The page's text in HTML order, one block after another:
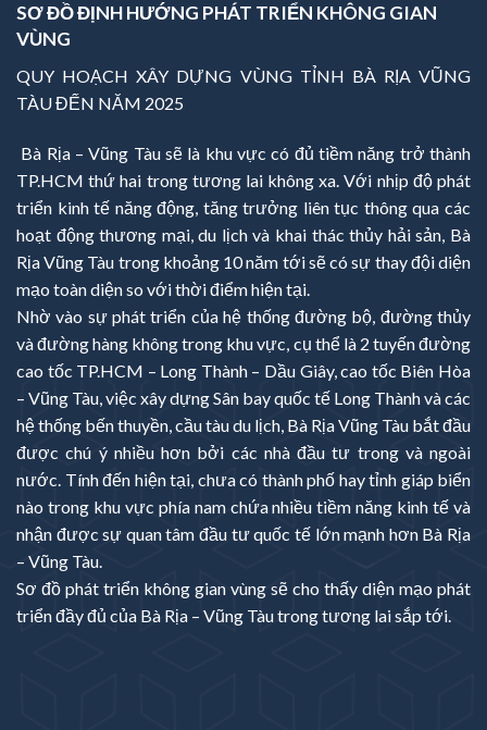
SƠ ĐỒ ĐỊNH HƯỚNG PHÁT TRIỂN KHÔNG GIAN
VÙNG
QUY HOẠCH XÂY DỰNG VÙNG TỈNH BÀ RỊA VŨNG
TÀU ĐẾN NĂM 2025
Bà Rịa – Vũng Tàu sẽ là khu vực có đủ tiềm năng trở thành
TP.HCM thứ hai trong tương lai không xa. Với nhịp độ phát
triển kinh tế năng động, tăng trưởng liên tục thông qua các
hoạt động thương mại, du lịch và khai thác thủy hải sản, Bà
Rịa Vũng Tàu trong khoảng 10 năm tới sẽ có sự thay đội diện
mạo toàn diện so với thời điểm hiện tại.
Nhờ vào sự phát triển của hệ thống đường bộ, đường thủy
và đường hàng không trong khu vực, cụ thể là 2 tuyến đường
cao tốc TP.HCM – Long Thành – Dầu Giây, cao tốc Biên Hòa
– Vũng Tàu, việc xây dựng Sân bay quốc tế Long Thành và các
hệ thống bến thuyền, cầu tàu du lịch, Bà Rịa Vũng Tàu bắt đầu
được chú ý nhiều hơn bởi các nhà đầu tư trong và ngoài
nước. Tính đến hiện tại, chưa có thành phố hay tỉnh giáp biển
nào trong khu vực phía nam chứa nhiều tiềm năng kinh tế và
nhận được sự quan tâm đầu tư quốc tế lớn mạnh hơn Bà Rịa
– Vũng Tàu.
Sơ đồ phát triển không gian vùng sẽ cho thấy diện mạo phát
triển đầy đủ của Bà Rịa – Vũng Tàu trong tương lai sắp tới.